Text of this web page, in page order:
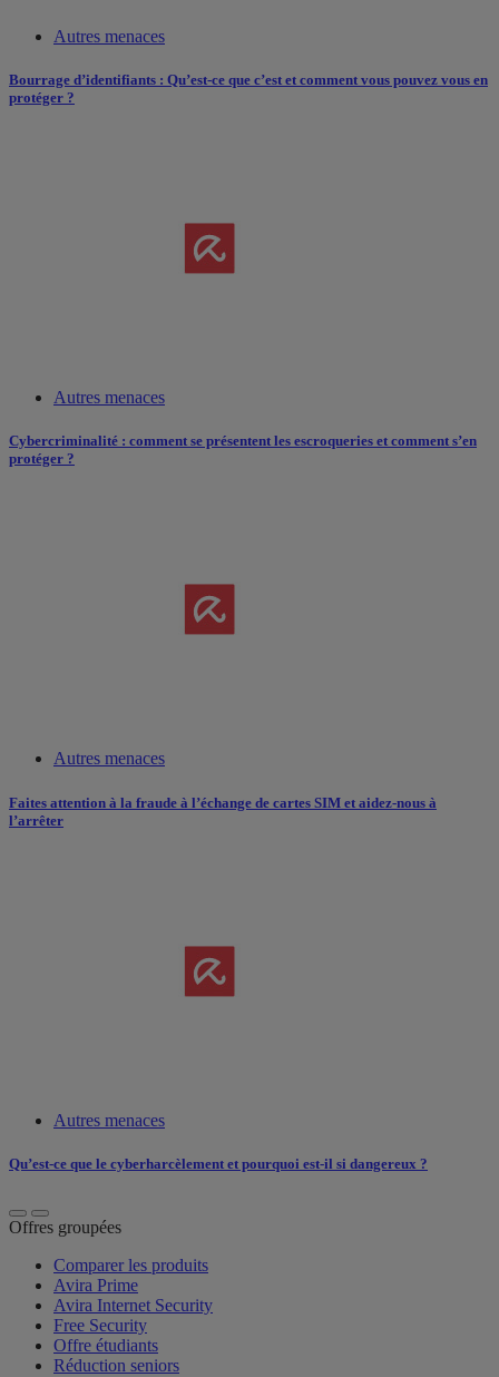
Autres menaces
Bourrage d’identifiants : Qu’est-ce que c’est et comment vous pouvez vous en
protéger ?
Autres menaces
Cybercriminalité : comment se présentent les escroqueries et comment s’en
protéger ?
Autres menaces
Faites attention à la​ ​fraude à l’échange de cartes SIM et aidez-nous à
l’arrêter
Autres menaces
Qu’est-ce que le cyberharcèlement et pourquoi est-il si dangereux ?
Offres groupées
Comparer les produits
Avira Prime
Avira Internet Security
Free Security
Offre étudiants
Réduction seniors